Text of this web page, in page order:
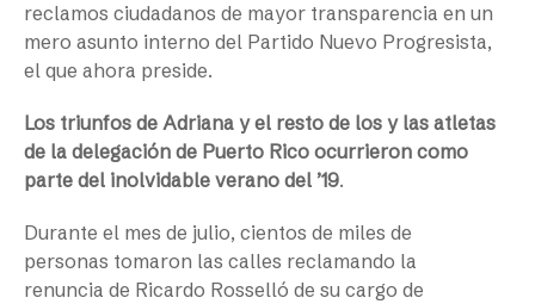
reclamos ciudadanos de mayor transparencia en un
mero asunto interno del Partido Nuevo Progresista,
el que ahora preside.
Los triunfos de Adriana y el resto de los y las atletas
de la delegación de Puerto Rico ocurrieron como
parte del inolvidable verano del ’19.
Durante el mes de julio, cientos de miles de
personas tomaron las calles reclamando la
renuncia de Ricardo Rosselló de su cargo de